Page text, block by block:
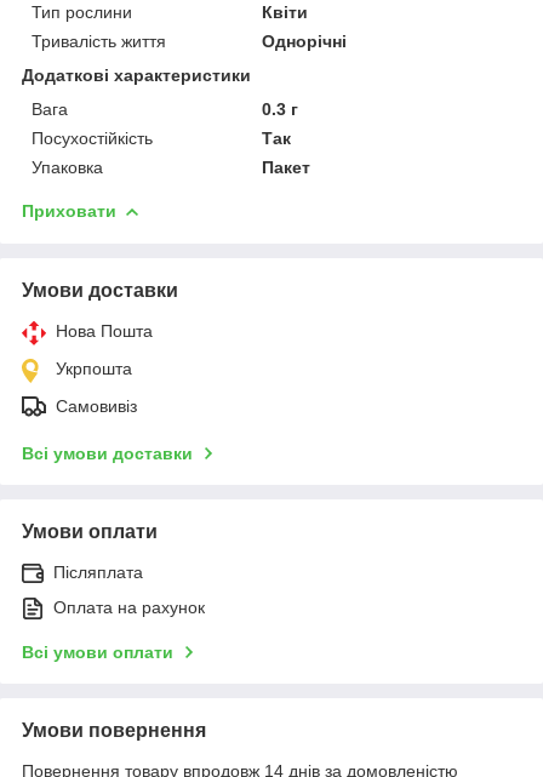
Тип рослини
Квіти
Тривалість життя
Однорічні
Додаткові характеристики
Вага
0.3 г
Посухостійкість
Так
Упаковка
Пакет
Приховати
Умови доставки
Нова Пошта
Укрпошта
Самовивіз
Всі умови доставки
Умови оплати
Післяплата
Оплата на рахунок
Всі умови оплати
Умови повернення
Повернення товару впродовж 14 днів за домовленістю